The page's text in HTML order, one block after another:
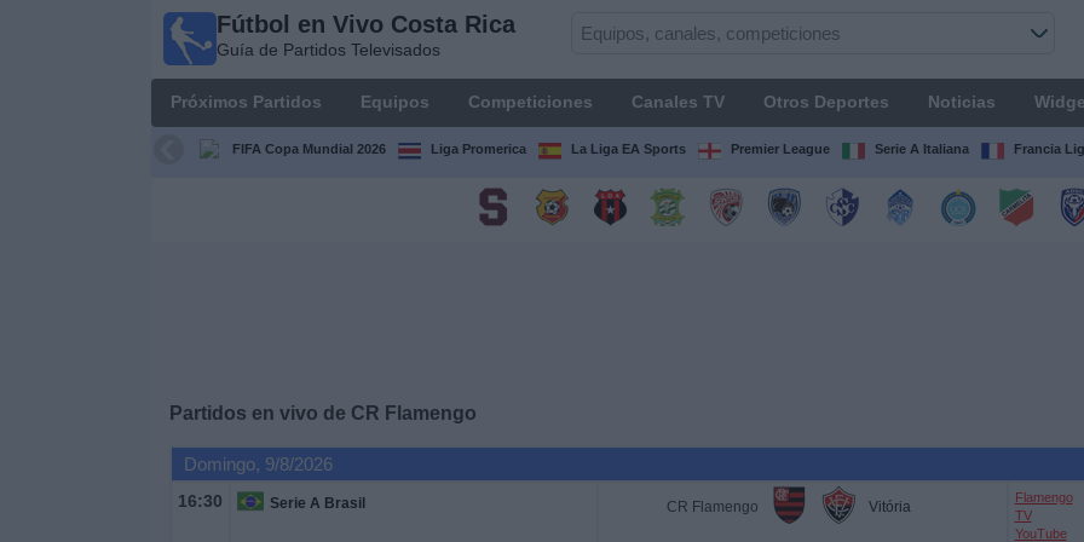
Fútbol en Vivo Costa Rica
Guía de Partidos Televisados
Próximos Partidos Equipos Competiciones Canales TV Otros Deportes Noticias
FIFA Copa Mundial 2026 Liga Promerica La Liga EA Sports Premier League Serie A Italiana Francia
Partidos en vivo de CR Flamengo
Domingo, 9/8/2026
16:30 Serie A Brasil CR Flamengo Vitória
Flamengo
TV
YouTube